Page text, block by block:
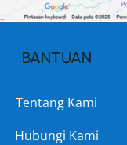
BANTUAN
Tentang Kami
Hubungi Kami